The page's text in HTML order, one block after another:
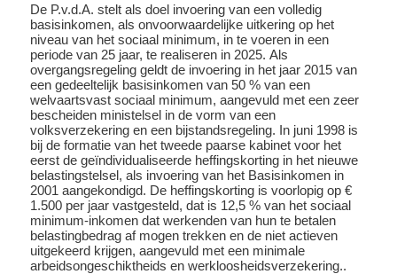
De P.v.d.A. stelt als doel invoering van een volledig
basisinkomen, als onvoorwaardelijke uitkering op het
niveau van het sociaal minimum, in te voeren in een
periode van 25 jaar, te realiseren in 2025. Als
overgangsregeling geldt de invoering in het jaar 2015 van
een gedeeltelijk basisinkomen van 50 % van een
welvaartsvast sociaal minimum, aangevuld met een zeer
bescheiden ministelsel in de vorm van een
volksverzekering en een bijstandsregeling. In juni 1998 is
bij de formatie van het tweede paarse kabinet voor het
eerst de geïndividualiseerde heffingskorting in het nieuwe
belastingstelsel, als invoering van het Basisinkomen in
2001 aangekondigd. De heffingskorting is voorlopig op €
1.500 per jaar vastgesteld, dat is 12,5 % van het sociaal
minimum-inkomen dat werkenden van hun te betalen
belastingbedrag af mogen trekken en de niet actieven
uitgekeerd krijgen, aangevuld met een minimale
arbeidsongeschiktheids en werkloosheidsverzekering..